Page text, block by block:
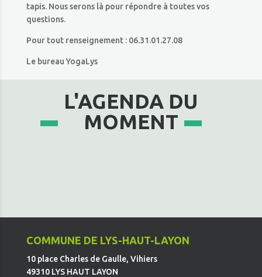
tapis. Nous serons là pour répondre à toutes vos
questions.
Pour tout renseignement : 06.31.01.27.08
Le bureau YogaLys
L'AGENDA DU
MOMENT
COMMUNE DE LYS-HAUT-LAYON
10 place Charles de Gaulle, Vihiers
49310 LYS HAUT LAYON